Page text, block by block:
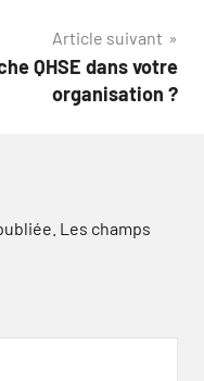
Article suivant
QHSE dans votre
organisation ?
Les champs